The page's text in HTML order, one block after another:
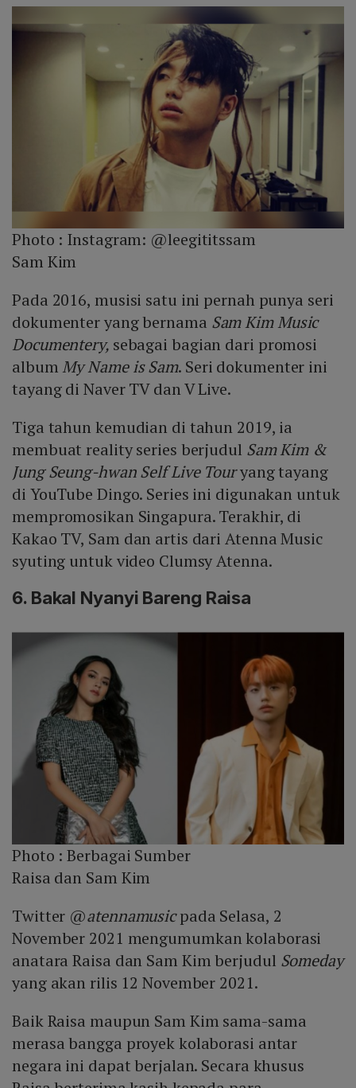
Photo : Instagram: @leegititssam
Sam Kim
Pada 2016, musisi satu ini pernah punya seri
dokumenter yang bernama Sam Kim Music
Documentery, sebagai bagian dari promosi
album My Name is Sam. Seri dokumenter ini
tayang di Naver TV dan V Live.
Tiga tahun kemudian di tahun 2019, ia
membuat reality series berjudul Sam Kim &
Jung Seung-hwan Self Live Touryang tayang
di YouTube Dingo. Series ini digunakan untuk
mempromosikan Singapura. Terakhir, di
Kakao TV, Sam dan artis dari Atenna Music
syuting untuk video Clumsy Atenna.
6. Bakal Nyanyi Bareng Raisa
Photo :Berbagai Sumber
Raisa dan Sam Kim
Twitter @atennamusicpada Selasa, 2
November 2021 mengumumkan kolaborasi
anatara Raisa dan Sam Kim berjudul Someday
yang akan rilis 12 November 2021.
Baik Raisa maupun Sam Kim sama-sama
merasa bangga proyek kolaborasi antar
negara ini dapat berjalan. Secara khusus